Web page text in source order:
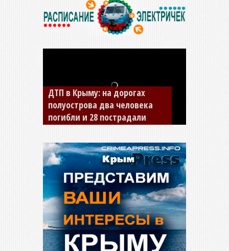
За неделю в Крыму в ДТП
погибли 11 человек